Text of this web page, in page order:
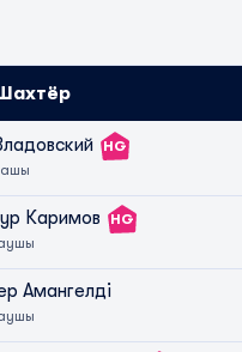
HG
Каримов HG
Амангелді